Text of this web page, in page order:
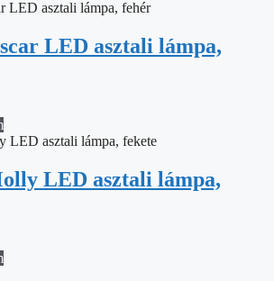
LED asztali lámpa,
LED asztali lámpa,